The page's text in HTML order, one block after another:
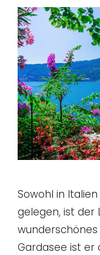
Sowohl in
gelegen, ist der
Gardasee ist er